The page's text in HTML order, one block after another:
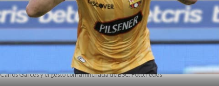
Carlos Garcés y el gesto con la hinchada de BSC. Foto: redes